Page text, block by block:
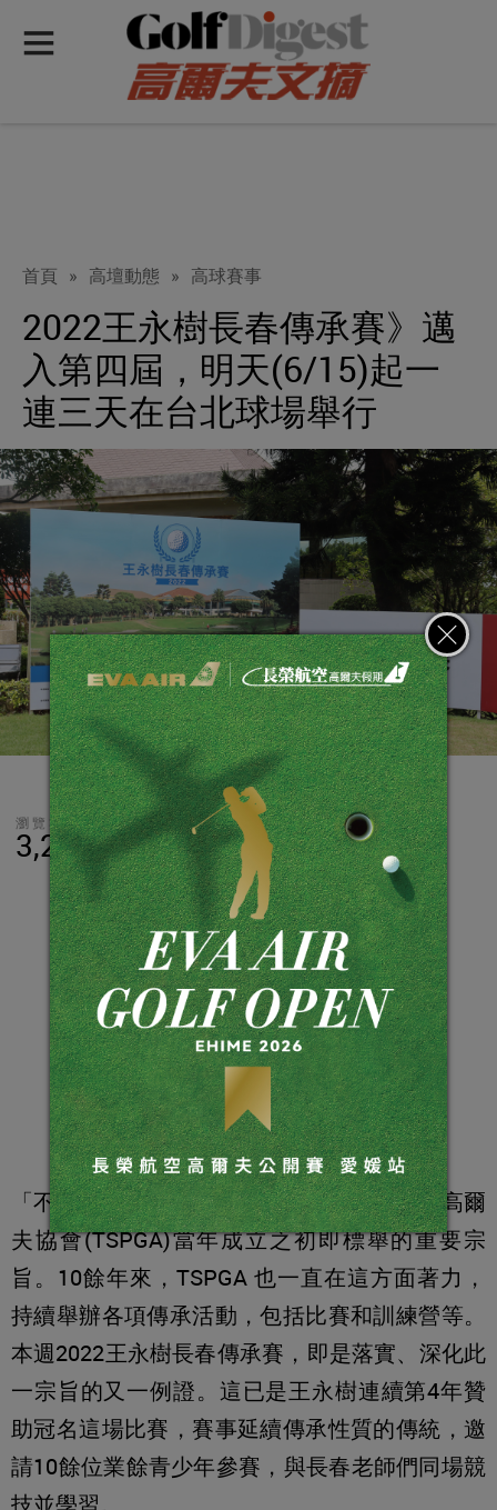
首頁 » 高壇動態 » 高球賽事
2022王永樹長春傳承賽》邁
入第四屆，明天(6/15)起一
連三天在台北球場舉行
瀏覽數
3,227 分享 LINE
「不只長春，更是傳承。」是台灣長春職業高爾
夫協會(TSPGA)當年成立之初即標舉的重要宗
旨。10餘年來，TSPGA 也一直在這方面著力，
持續舉辦各項傳承活動，包括比賽和訓練營等。
本週2022王永樹長春傳承賽，即是落實、深化此
一宗旨的又一例證。這已是王永樹連續第4年贊
助冠名這場比賽，賽事延續傳承性質的傳統，邀
請10餘位業餘青少年參賽，與長春老師們同場競